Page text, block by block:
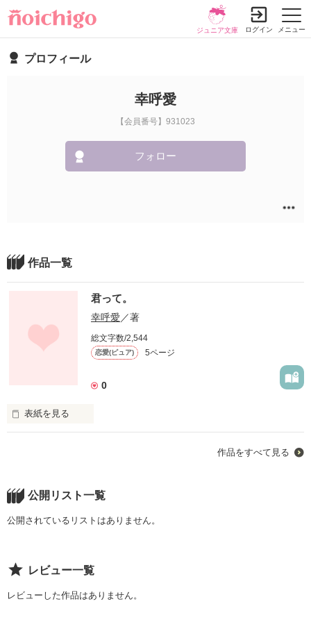
メニュー
ジュニア文庫 ログイン
プロフィール
幸呼愛
【会員番号】931023
フォロー
作品一覧
君って。
幸呼愛 ／著
総文字数/2,544
恋愛(ピュア) 5ページ
0
表紙を見る
優。悩みを誰にも打ち明けられず、抱え込み、ある日とんでも
者の涼だった。毎日毎日、自分のことのように自分を支えてく
れる涼に美優はだんだん惹かれていくのだが、涼には気になる
人がいて…
作品をすべて見る
公開リスト一覧
公開されているリストはありません。
レビュー一覧
レビューした作品はありません。